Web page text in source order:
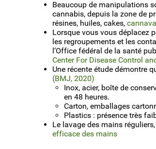
Beaucoup de manipulations
cannabis, depuis la zone de
résines, huiles, cakes,
Lorsque vous vous déplacez
les regroupements et les
l’Office fédéral de la santé
Center For Disease Control
Une récente étude démontre
(BMJ, 2020)
Inox, acier, boîte de
en 48 heures.
Carton, emballages
Plastics : présence très
Le lavage des mains
efficace des mains